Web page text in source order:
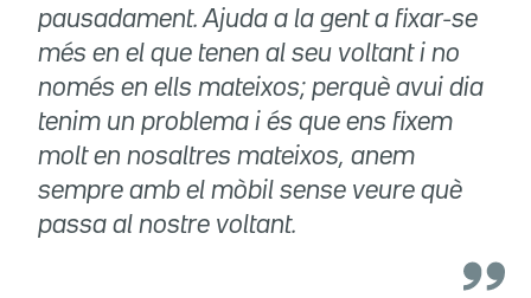
pausadament. Ajuda a la gent a fixar-se
més en el que tenen al seu voltant i no
només en ells mateixos; perquè avui dia
tenim un problema i és que ens fixem
molt en nosaltres mateixos, anem
sempre amb el mòbil sense veure què
passa al nostre voltant.